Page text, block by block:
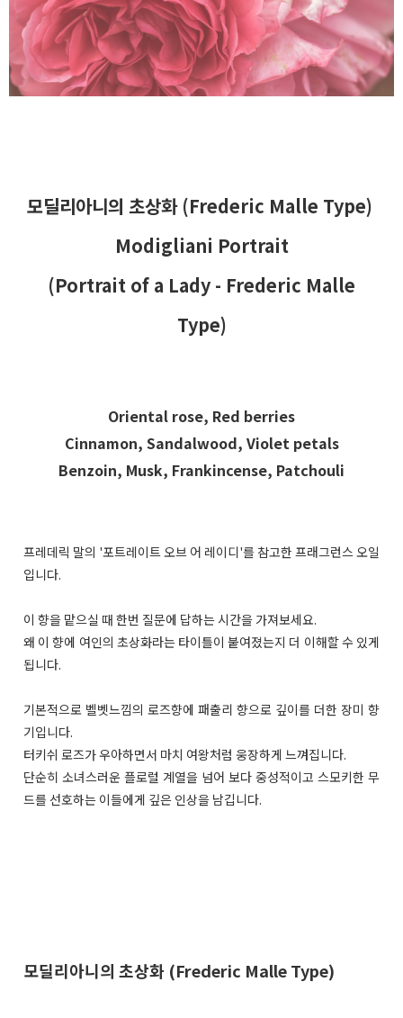
모딜리아니의 초상화 (Frederic Malle Type)
Modigliani Portrait
(Portrait of a Lady - Frederic Malle
Type)
Oriental rose, Red berries
Cinnamon, Sandalwood, Violet petals
Benzoin, Musk, Frankincense, Patchouli
프레데릭 말의 '포트레이트 오브 어 레이디'를 참고한 프래그런스 오일
입니다.
이 향을 맡으실 때 한번 질문에 답하는 시간을 가져보세요.
왜 이 향에 여인의 초상화라는 타이틀이 붙여졌는지 더 이해할 수 있게
됩니다.
기본적으로 벨벳느낌의 로즈향에 패출리 향으로 깊이를 더한 장미 향
기입니다.
터키쉬 로즈가 우아하면서 마치 여왕처럼 웅장하게 느껴집니다.
단순히 소녀스러운 플로럴 계열을 넘어 보다 중성적이고 스모키한 무
드를 선호하는 이들에게 깊은 인상을 남깁니다.
모딜리아니의 초상화 (Frederic Malle Type)